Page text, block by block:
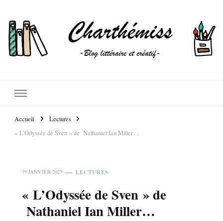
Accueil
Lectures
« L’Odyssée de Sven » de Nathaniel Ian Miller…
19 JANVIER 2025 LECTURES
« L’Odyssée de Sven » de
Nathaniel Ian Miller…